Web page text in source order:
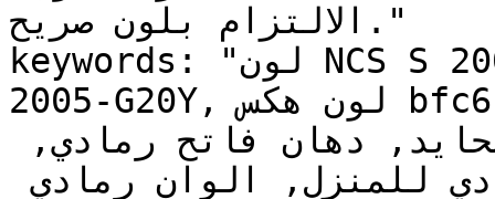
الالتزام بلون صريح."
keywords: "لون NCS S 2005-G20Y, كود اللون NCS S
2005-G20Y, لون هكس bfc6bd, دهان رمادي, طلاء رمادي,